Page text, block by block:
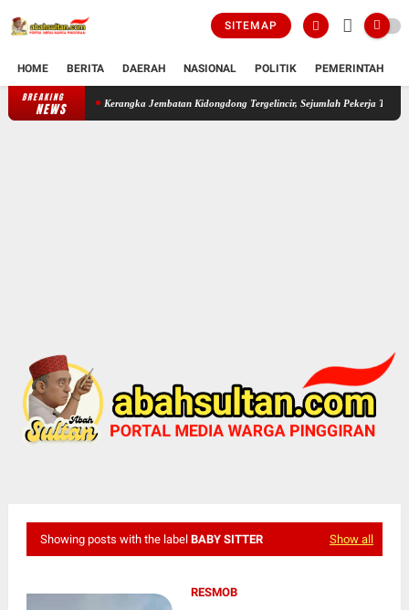
SITEMAP
HOME BERITA DAERAH NASIONAL POLITIK PEMERINTAH
BREAKING
NEWSKerangka Jembatan Kidongdong Tergelincir, Sejumlah Pekerja Terluka, Proyek
Showing posts with the label BABY SITTER Show all
RESMOB